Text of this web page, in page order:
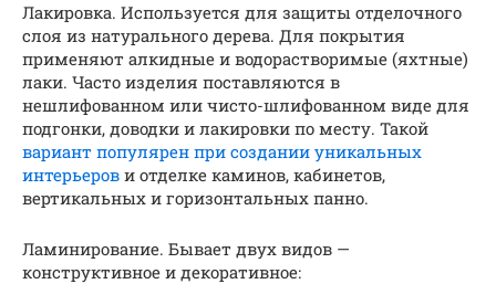
Лакировка. Используется для защиты отделочного
слоя из натурального дерева. Для покрытия
применяют алкидные и водорастворимые (яхтные)
лаки. Часто изделия поставляются в
нешлифованном или чисто-шлифованном виде для
подгонки, доводки и лакировки по месту. Такой
вариант популярен при создании уникальных
интерьеров и отделке каминов, кабинетов,
вертикальных и горизонтальных панно.
Ламинирование. Бывает двух видов —
конструктивное и декоративное: